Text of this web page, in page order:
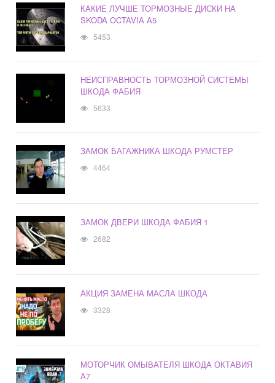
КАКИЕ ЛУЧШЕ ТОРМОЗНЫЕ ДИСКИ НА
SKODA OCTAVIA A5
5453
НЕИСПРАВНОСТЬ ТОРМОЗНОЙ СИСТЕМЫ
ШКОДА ФАБИЯ
5633
ЗАМОК БАГАЖНИКА ШКОДА РУМСТЕР
4464
ЗАМОК ДВЕРИ ШКОДА ФАБИЯ 1
2682
АКЦИЯ ЗАМЕНА МАСЛА ШКОДА
3328
МОТОРЧИК ОМЫВАТЕЛЯ ШКОДА ОКТАВИЯ
А7